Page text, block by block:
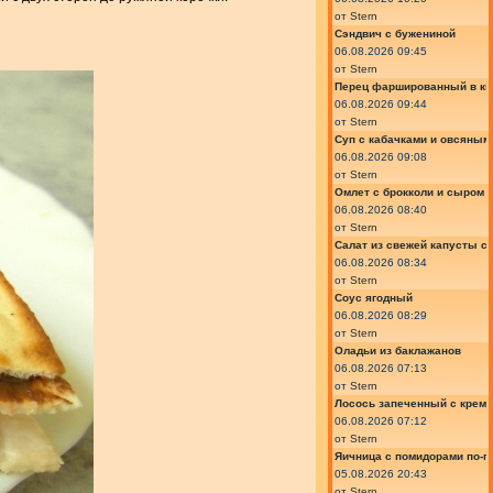
от Stern
Сэндвич с бужениной
06.08.2026 09:45
от Stern
Перец фаршированный в
06.08.2026 09:44
от Stern
Суп с кабачками и
06.08.2026 09:08
от Stern
Омлет с брокколи и сыром
06.08.2026 08:40
от Stern
Салат из свежей капусты
06.08.2026 08:34
от Stern
Соус ягодный
06.08.2026 08:29
от Stern
Оладьи из баклажанов
06.08.2026 07:13
от Stern
Лосось запеченный с
06.08.2026 07:12
от Stern
Яичница с помидорами по-
05.08.2026 20:43